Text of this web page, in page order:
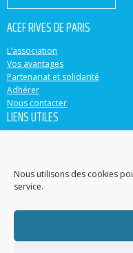
Nous utilisons des cookies
service.
ACEF RIVES DE PARIS
L’association
Vos avantages
Partenariat et solidarité
Adhérer
Nous contacter
LIENS UTILES
Accéder au site